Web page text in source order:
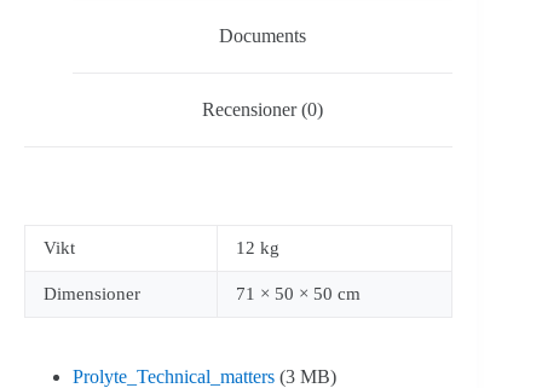
Documents
Recensioner (0)
Vikt 12 kg
Dimensioner 71 × 50 × 50 cm
Prolyte_Technical_matters (3 MB)